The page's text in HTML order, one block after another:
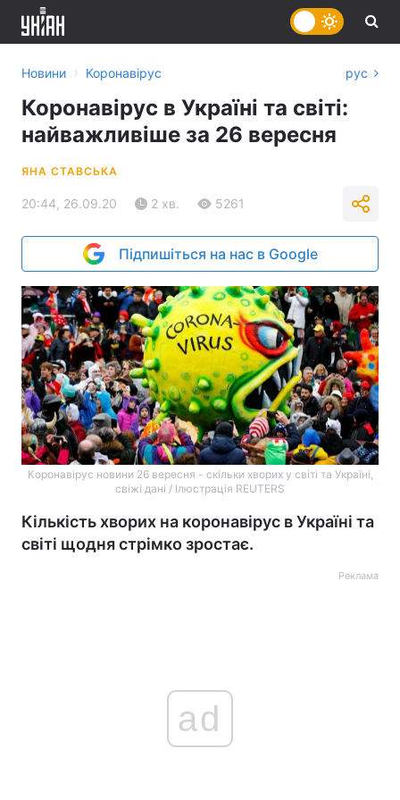
Новини › Коронавірус рус
Коронавірус в Україні та світі:
найважливіше за 26 вересня
ЯНА СТАВСЬКА
20:44, 26.09.20 2 хв. 5261
Підпишіться на нас в Google
Коронавірус новини 26 вересня - скільки хворих у світі та Україні,
свіжі дані / Ілюстрація REUTERS
Кількість хворих на коронавірус в Україні та
світі щодня стрімко зростає.
Реклама
ad